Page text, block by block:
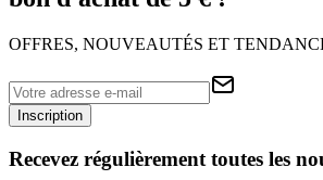
OFFRES, NOUVEAUTÉS ET
Inscription
Recevez régulièrement toutes les